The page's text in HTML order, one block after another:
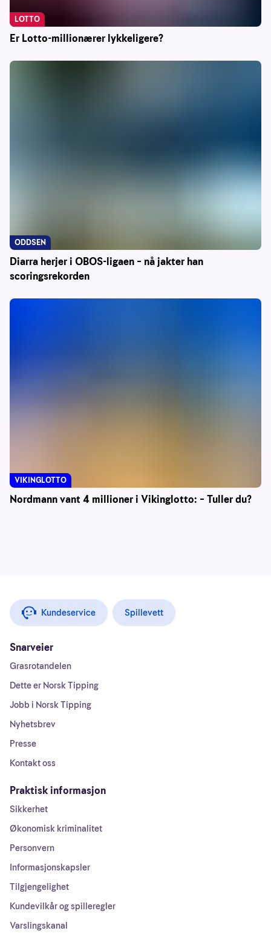
Er Lotto-millionærer lykkeligere?
LOTTO
Diarra herjer i OBOS-ligaen – nå jakter han
scoringsrekorden
ODDSEN
Nordmann vant 4 millioner i Vikinglotto: – Tuller du?
VIKINGLOTTO
Kundeservice Spillevett
Snarveier
Grasrotandelen
Dette er Norsk Tipping
Jobb i Norsk Tipping
Nyhetsbrev
Presse
Kontakt oss
Praktisk informasjon
Sikkerhet
Økonomisk kriminalitet
Personvern
Informasjonskapsler
Tilgjengelighet
Kundevilkår og spilleregler
Varslingskanal